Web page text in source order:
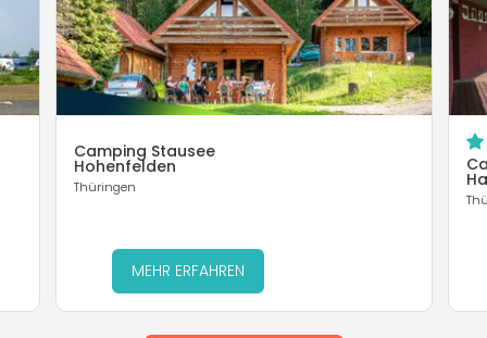
Camping Stausee
Hohenfelden
Thüringen
MEHR ERFAHREN